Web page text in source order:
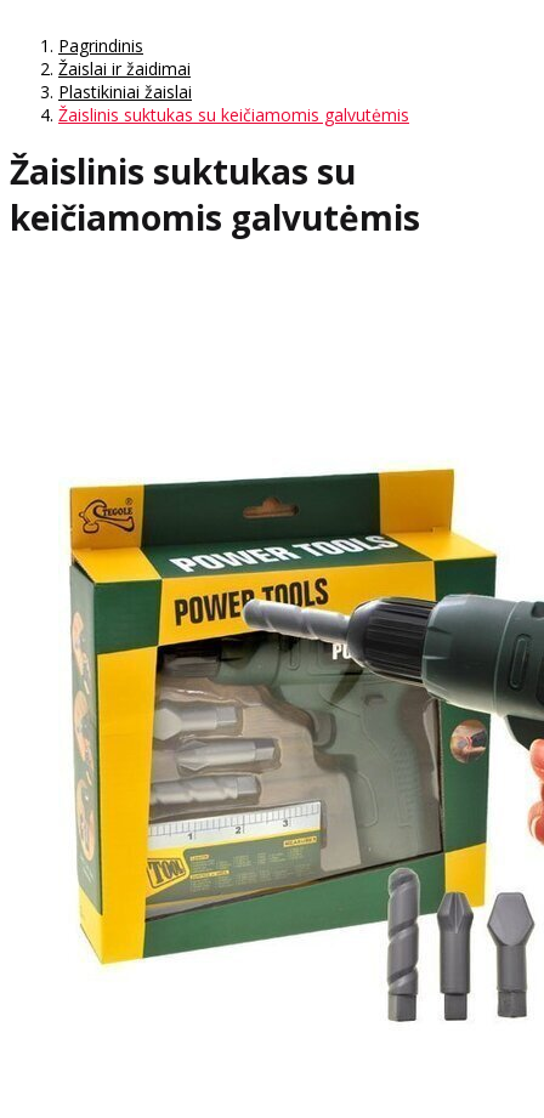
Pagrindinis
Žaislai ir žaidimai
Plastikiniai žaislai
Žaislinis suktukas su keičiamomis galvutėmis
Žaislinis suktukas su
keičiamomis galvutėmis